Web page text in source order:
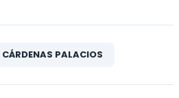
PALACIOS